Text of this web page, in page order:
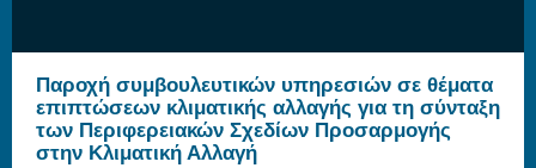
Παροχή συμβουλευτικών υπηρεσιών σε θέματα
επιπτώσεων κλιματικής αλλαγής για τη σύνταξη
των Περιφερειακών Σχεδίων Προσαρμογής
στην Κλιματική Αλλαγή